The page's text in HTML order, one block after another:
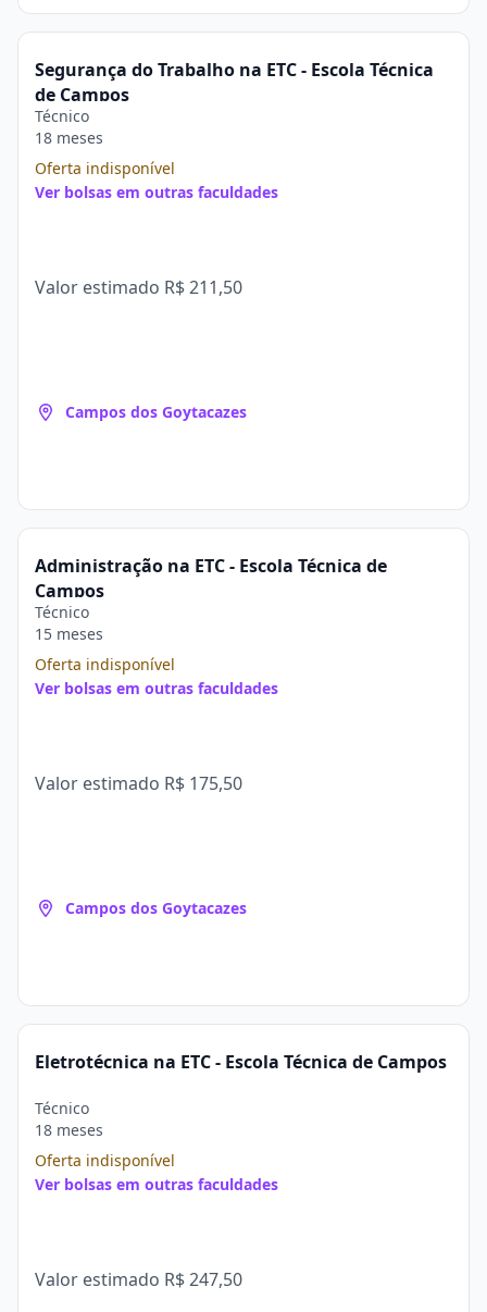
Segurança do Trabalho na ETC - Escola Técnica
de Campos
Técnico
18 meses
Oferta indisponível
Ver bolsas em outras faculdades
Valor estimado R$ 211,50
Campos dos Goytacazes
Administração na ETC - Escola Técnica de
Campos
Técnico
15 meses
Oferta indisponível
Ver bolsas em outras faculdades
Valor estimado R$ 175,50
Campos dos Goytacazes
Eletrotécnica na ETC - Escola Técnica de Campos
Técnico
18 meses
Oferta indisponível
Ver bolsas em outras faculdades
Valor estimado R$ 247,50